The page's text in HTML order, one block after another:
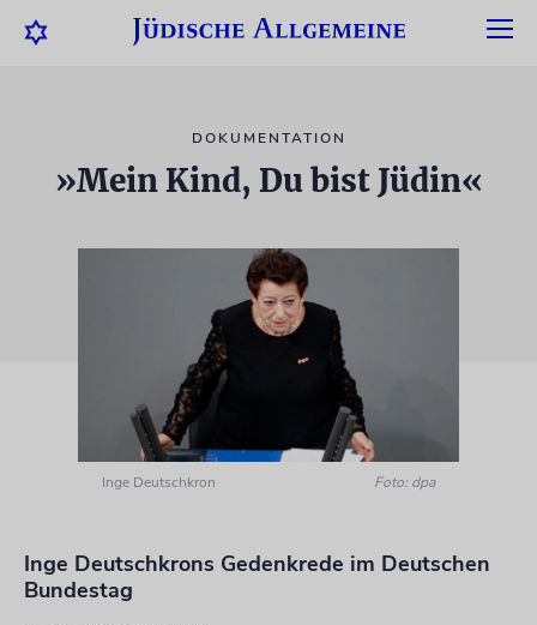
DOKUMENTATION
»Mein Kind, Du bist Jüdin«
Inge Deutschkron Foto: dpa
Inge Deutschkrons Gedenkrede im Deutschen
Bundestag